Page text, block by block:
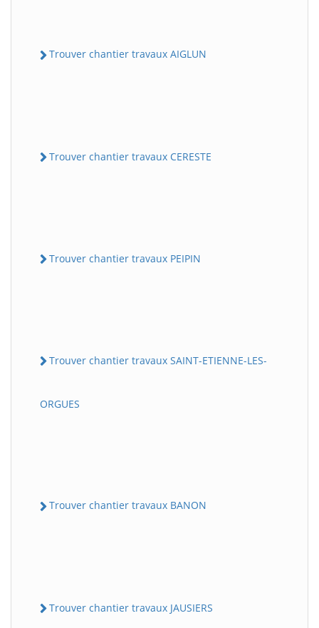
Trouver chantier travaux AIGLUN
Trouver chantier travaux CERESTE
Trouver chantier travaux PEIPIN
Trouver chantier travaux SAINT-ETIENNE-LES-
ORGUES
Trouver chantier travaux BANON
Trouver chantier travaux JAUSIERS